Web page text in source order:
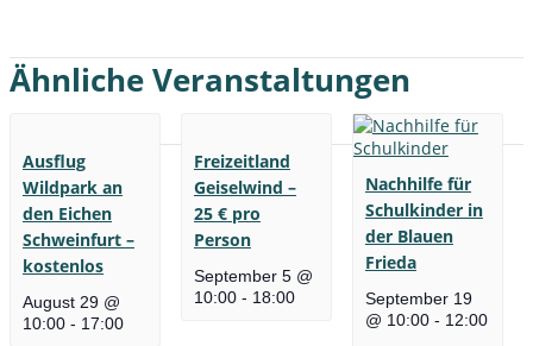
Ähnliche Veranstaltungen
Ausflug
Wildpark an
den Eichen
Schweinfurt –
kostenlos
August 29 @
10:00- 17:00
Freizeitland
Geiselwind –
25 € pro
Person
September 5 @
10:00- 18:00
Nachhilfe für
Schulkinder in
der Blauen
Frieda
September 19
@ 10:00- 12:00